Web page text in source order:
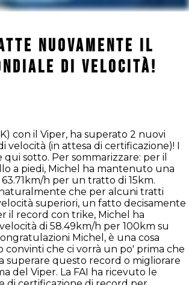
Nuovamente il
di Velocità!
con il Viper, ha superato 2 nuovi
velocità (in attesa di certificazione)! I
sotto. Per sommarizzare: per il
a piedi, Michel ha mantenuto una
h per un tratto di 15km.
che per alcuni tratti
superiori, un fatto decisamente
il record con trike, Michel ha
di 58.49km/h per 100km su
Michel, è una cosa
convinti che ci vorrà un po' prima che
superare questo record o migliorare
del Viper. La FAI ha ricevuto le